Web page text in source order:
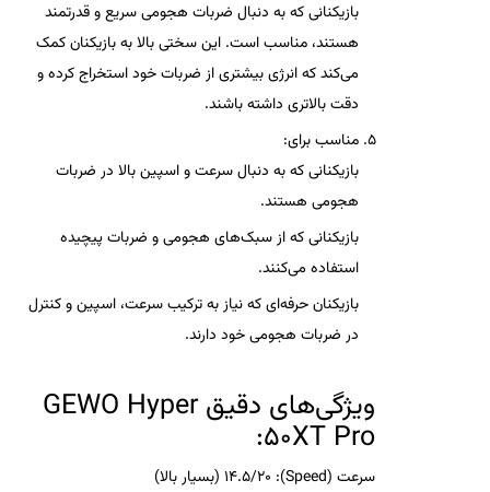
بازیکنانی که به دنبال ضربات هجومی سریع و قدرتمند
هستند، مناسب است. این سختی بالا به بازیکنان کمک
می‌کند که انرژی بیشتری از ضربات خود استخراج کرده و
دقت بالاتری داشته باشند.
مناسب برای:
بازیکنانی که به دنبالسرعتواسپینبالا در ضربات
هجومی هستند.
بازیکنانی که ازسبک‌های هجومیو ضربات پیچیده
استفاده می‌کنند.
بازیکنان حرفه‌ایکه نیاز به ترکیب سرعت، اسپین و کنترل
در ضربات هجومی خود دارند.
ویژگی‌های دقیقGEWO Hyper
50XT Pro
:
سرعت (Speed)
: 14.5/20 (بسیار بالا)